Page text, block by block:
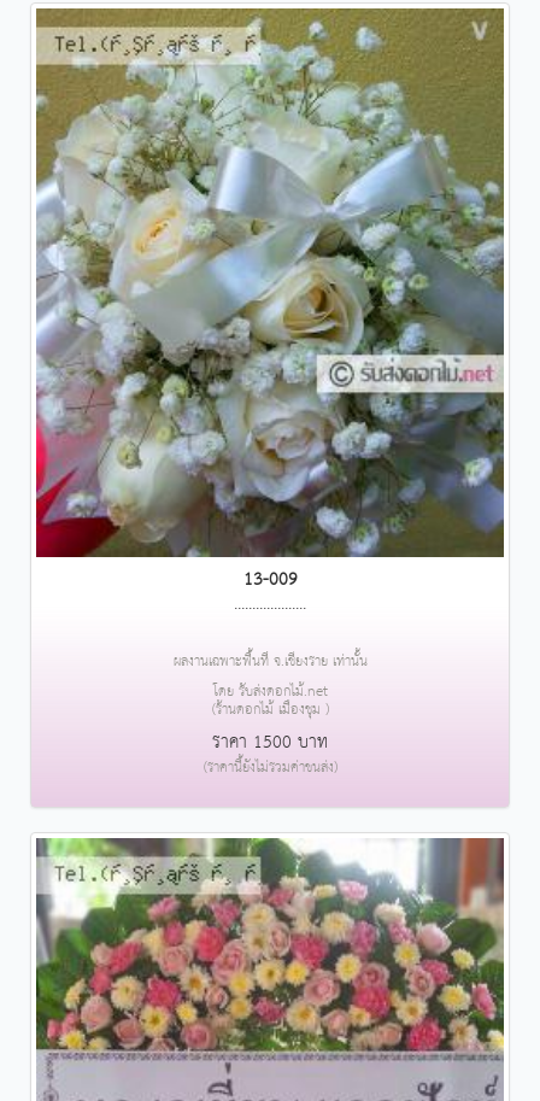
13-009
....................
ผลงานเฉพาะพื้นที่ จ.เชียงราย เท่านั้น
โดย รับส่งดอกไม้.net
(ร้านดอกไม้ เมืองชุม )
ราคา 1500 บาท
(ราคานี้ยังไม่รวมค่าขนส่ง)